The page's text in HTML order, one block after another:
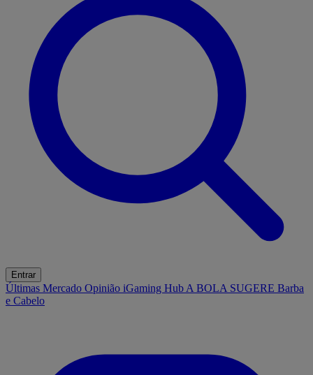
Entrar
Últimas Mercado Opinião iGaming Hub A BOLA SUGERE Barba
e Cabelo